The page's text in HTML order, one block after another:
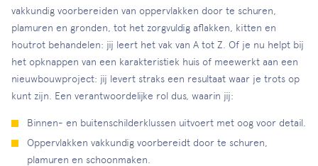
vakkundig voorbereiden van oppervlakken door te schuren,
plamuren en gronden, tot het zorgvuldig aflakken, kitten en
houtrot behandelen: jij leert het vak van A tot Z. Of je nu helpt bij
het opknappen van een karakteristiek huis of meewerkt aan een
nieuwbouwproject: jij levert straks een resultaat waar je trots op
kunt zijn. Een verantwoordelijke rol dus, waarin jij:
Binnen- en buitenschilderklussen uitvoert met oog voor detail.
Oppervlakken vakkundig voorbereidt door te schuren,
plamuren en schoonmaken.